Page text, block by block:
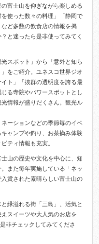
富士山を仰ぎながら楽しめる
使った数々の料理」「静岡で
ど多数の飲食店の情報を掲
と迷ったら是非使ってみてく
スポット」から「意外と知ら
をご紹介。ユネスコ世界ジオ
ト」「抜群の透明度を誇る最
る寺院やパワースポットとし
情報が盛りだくさん。観光ル
ーションなどの季節毎のイベ
ャンプや釣り、お茶摘み体験
ティ情報も充実。
山の歴史や文化を中心に、知
また毎年実施している「ネッ
賞された素晴らしい富士山の
緑溢れる街「三島」、活気と
スイーツや大人気のお店を
非チェックしてみてくださ